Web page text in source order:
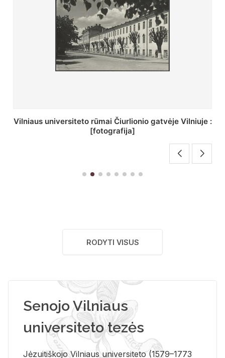
St. Batoro universiteto J. Pilsudskio kolegija :
[fotografija]
RODYTI VISUS
Senojo Vilniaus
universiteto tezės
Jėzuitiškojo Vilniaus universiteto (1579–1773